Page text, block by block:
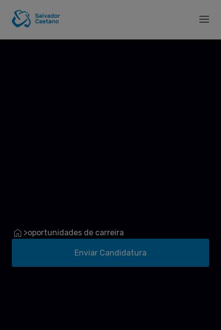
>oportunidades de carreira
Enviar Candidatura